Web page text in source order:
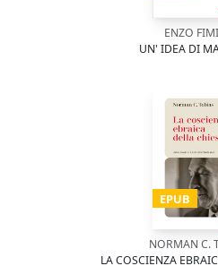
ENZO
UN' IDEA DI
EPUB
NORMAN C.
LA COSCIENZA